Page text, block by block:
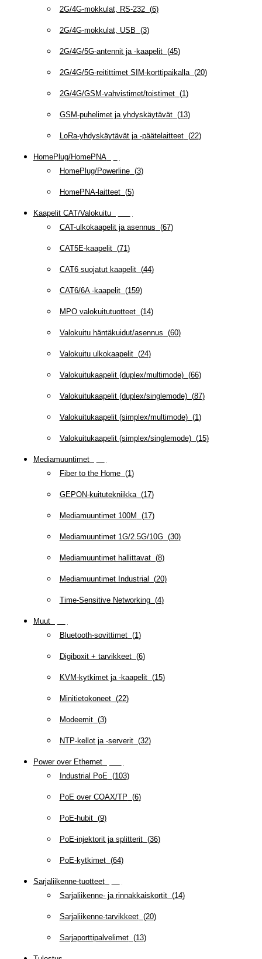
2G/4G-mokkulat, RS-232(6)
2G/4G-mokkulat, USB (3)
2G/4G/5G-antennit ja -kaapelit(45)
2G/4G/5G-reitittimet SIM-korttipaikalla(20)
2G/4G/GSM-vahvistimet/toistimet(1 )
GSM-puhelimet ja yhdyskäytävät(13)
LoRa-yhdyskäytävät ja -päätelaitteet(22)
HomePlug/HomePNA(
HomePlug/Powerline(3)
HomePNA-laitteet(5)
Kaapelit CAT/Valokuitu(
CAT-ulkokaapelit ja asennus (67)
CAT5E-kaapelit(71 )
CAT6 suojatut kaapelit(44)
CAT6/6A -kaapelit(159)
MPO valokuitutuotteet(14)
Valokuitu häntäkuidut/asennus (60)
Valokuitu ulkokaapelit(24)
Valokuitukaapelit (duplex/multimode)(66)
Valokuitukaapelit (duplex/singlemode)(87)
Valokuitukaapelit (simplex/multimode)(1 )
Valokuitukaapelit (simplex/singlemode)(15)
Mediamuuntimet(
Fiber to the Home(1 )
GEPON-kuitutekniikka(17)
Mediamuuntimet 100M (17)
Mediamuuntimet 1G/2.5G/10G(30)
Mediamuuntimet hallittavat(8)
Mediamuuntimet Industrial (20)
Time-Sensitive Networking(4)
Muut(
Bluetooth-sovittimet(1 )
Digiboxit + tarvikkeet(6)
KVM-kytkimet ja -kaapelit(15)
Minitietokoneet(22)
Modeemit(3)
NTP-kellot ja -serverit(32)
Power over Ethernet(
Industrial PoE (103)
PoE over COAX/TP (6)
PoE-hubit(9)
PoE-injektorit ja splitterit(36)
PoE-kytkimet(64)
Sarjaliikenne-tuotteet(
Sarjaliikenne- ja rinnakkaiskortit(14)
Sarjaliikenne-tarvikkeet(20)
Sarjaporttipalvelimet(13)